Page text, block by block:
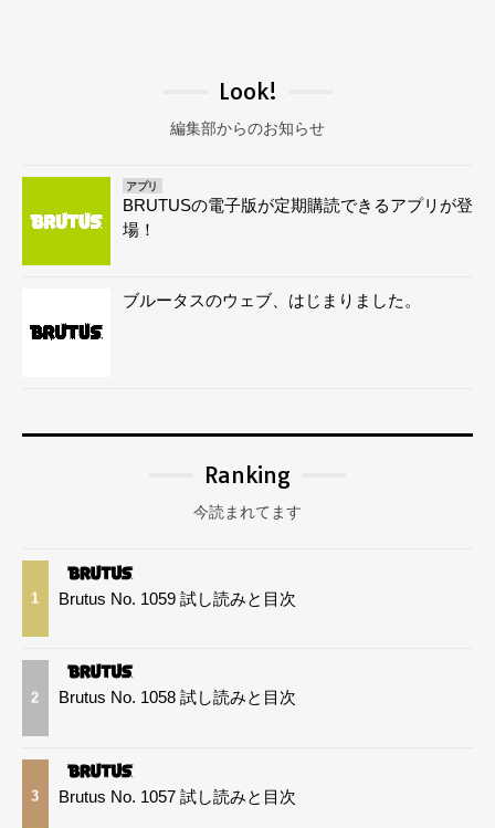
Look!
編集部からのお知らせ
アプリ
BRUTUSの電子版が定期購読できるアプリが登
場！
ブルータスのウェブ、はじまりました。
Ranking
今読まれてます
1 Brutus No. 1059 試し読みと目次
2 Brutus No. 1058 試し読みと目次
3 Brutus No. 1057 試し読みと目次